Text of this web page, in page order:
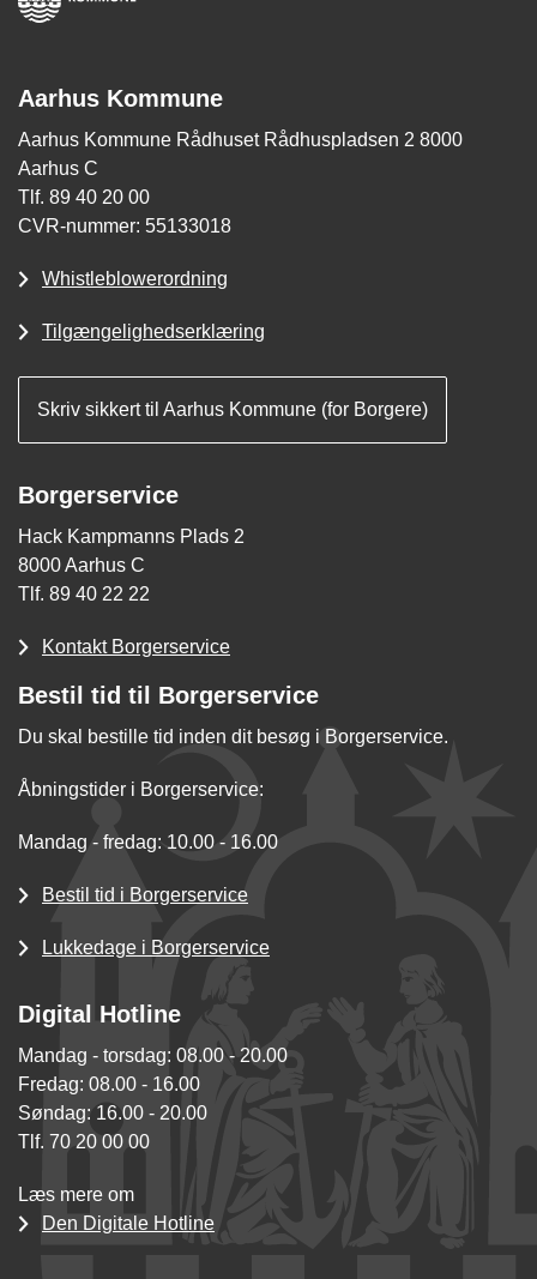
Aarhus Kommune
Aarhus Kommune Rådhuset Rådhuspladsen 2 8000
Aarhus C
Tlf. 89 40 20 00
CVR-nummer: 55133018
Whistleblowerordning
Tilgængelighedserklæring
Skriv sikkert til Aarhus Kommune (for Borgere)
Borgerservice
Hack Kampmanns Plads 2
8000 Aarhus C
Tlf. 89 40 22 22
Kontakt Borgerservice
Bestil tid til Borgerservice
Du skal bestille tid inden dit besøg i Borgerservice.
Åbningstider i Borgerservice:
Mandag - fredag: 10.00 - 16.00
Bestil tid i Borgerservice
Lukkedage i Borgerservice
Digital Hotline
Mandag - torsdag: 08.00 - 20.00
Fredag: 08.00 - 16.00
Søndag: 16.00 - 20.00
Tlf. 70 20 00 00
Læs mere om
Den Digitale Hotline